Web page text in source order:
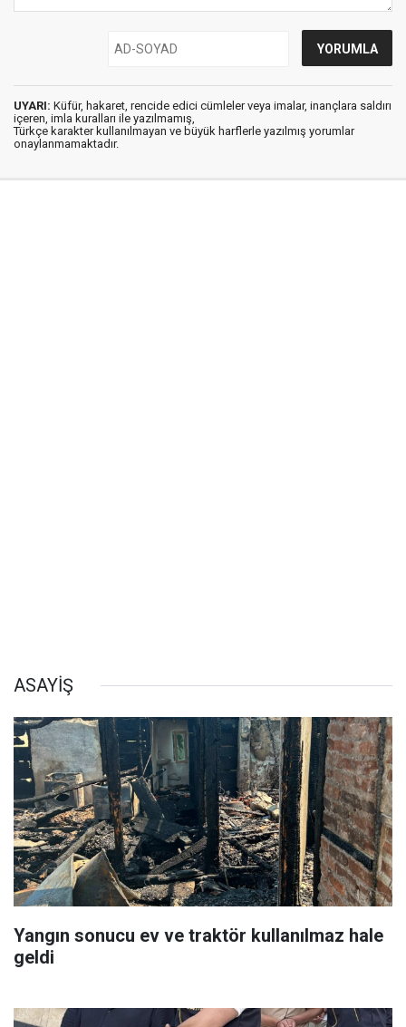
UYARI: Küfür, hakaret, rencide edici cümleler veya imalar, inançlara saldırı
içeren, imla kuralları ile yazılmamış,
Türkçe karakter kullanılmayan ve büyük harflerle yazılmış yorumlar
onaylanmamaktadır.
ASAYİŞ
Yangın sonucu ev ve traktör kullanılmaz hale
geldi